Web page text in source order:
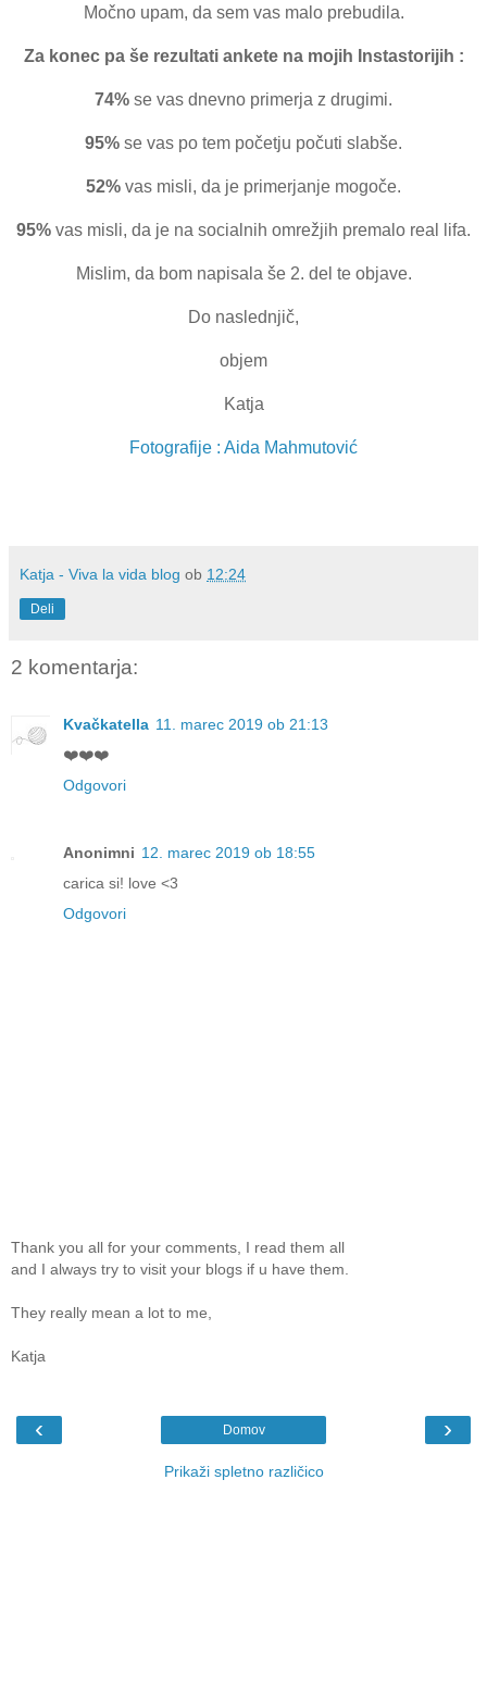
Močno upam, da sem vas malo prebudila.
Za konec pa še rezultati ankete na mojih Instastorijih :
74% se vas dnevno primerja z drugimi.
95% se vas po tem početju počuti slabše.
52% vas misli, da je primerjanje mogoče.
95% vas misli, da je na socialnih omrežjih premalo real lifa.
Mislim, da bom napisala še 2. del te objave.
Do naslednjič,
objem
Katja
Fotografije : Aida Mahmutović
Katja - Viva la vida blog ob 12:24
Deli
2 komentarja:
Kvačkatella 11. marec 2019 ob 21:13
❤️❤️❤️
Odgovori
Anonimni 12. marec 2019 ob 18:55
carica si! love <3
Odgovori
Thank you all for your comments, I read them all
and I always try to visit your blogs if u have them.
They really mean a lot to me,
Katja
‹ ›
Domov
Prikaži spletno različico